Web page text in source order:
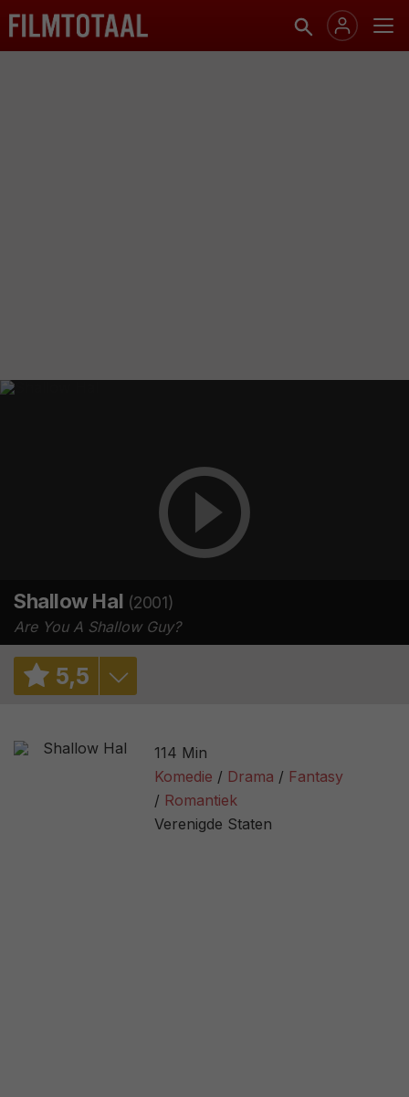
Shallow Hal (2001)
Are You A Shallow Guy?
5,5
6,0/ 150846
49% / 135
114 Min
Komedie
Drama
Fantasy
Romantiek
Verenigde Staten